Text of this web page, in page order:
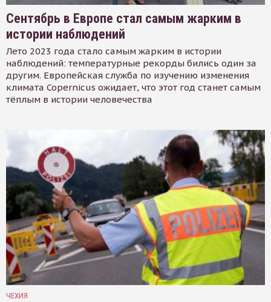
Сентябрь в Европе стал самым жарким в
истории наблюдений
Лето 2023 года стало самым жарким в истории
наблюдений: температурные рекорды бились один за
другим. Европейская служба по изучению изменения
климата Copernicus ожидает, что этот год станет самым
тёплым в истории человечества
ЧЕХИЯ